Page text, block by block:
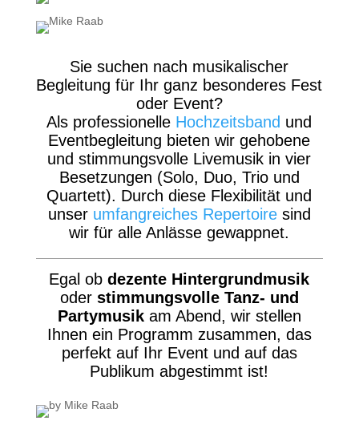
Sie suchen nach musikalischer
Begleitung für Ihr ganz besonderes Fest
oder Event?
Als professionelle Hochzeitsband und
Eventbegleitung bieten wir gehobene
und stimmungsvolle Livemusik in vier
Besetzungen (Solo, Duo, Trio und
Quartett). Durch diese Flexibilität und
unser umfangreiches Repertoiresind
wir für alle Anlässe gewappnet.
Egal obdezente Hintergrundmusik
oder stimmungsvolle Tanz- und
Partymusikam Abend, wir stellen
Ihnen ein Programm zusammen, das
perfekt auf Ihr Event und auf das
Publikum abgestimmt ist!